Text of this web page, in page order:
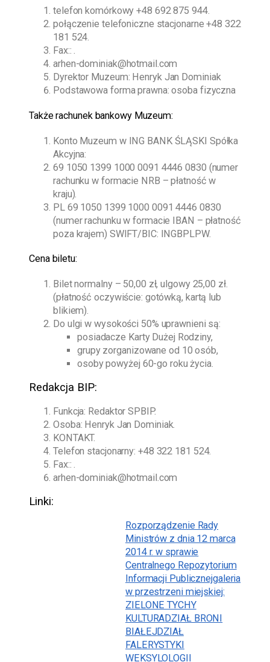
telefon komórkowy+48 692 875 944.
połączenie telefoniczne stacjonarne+48 322
181 524.
Fax:: .
arhen-dominiak@hotmail.com
Dyrektor Muzeum: Henryk Jan Dominiak
Podstawowa forma prawna: osoba fizyczna
Także rachunek bankowy Muzeum:
Konto Muzeum w ING BANK ŚLĄSKI Spółka
Akcyjna:
69 1050 1399 1000 0091 4446 0830 (numer
rachunku w formacie NRB – płatność w
kraju).
PL 69 1050 1399 1000 0091 4446 0830
(numer rachunku w formacie IBAN – płatność
poza krajem) SWIFT/BIC: INGBPLPW.
Cena biletu:
Bilet normalny – 50,00 zł, ulgowy 25,00 zł.
(płatność oczywiście: gotówką, kartą lub
blikiem).
Do ulgi w wysokości 50% uprawnieni są:
posiadacze Karty Dużej Rodziny,
grupy zorganizowane od 10 osób,
osoby powyżej 60-go roku życia.
Redakcja BIP:
Funkcja: Redaktor SPBIP.
Osoba: Henryk Jan Dominiak.
KONTAKT.
Telefon stacjonarny: +48 322 181 524.
Fax:: .
arhen-dominiak@hotmail.com
Linki:
Rozporządzenie Rady
Ministrów z dnia 12 marca
2014 r. w sprawie
Centralnego Repozytorium
Informacji Publicznejgaleria
w przestrzeni miejskiej:
ZIELONE TYCHY
KULTURADZIAŁ BRONI
BIAŁEJDZIAŁ
FALERYSTYKI
WEKSYLOLOGII